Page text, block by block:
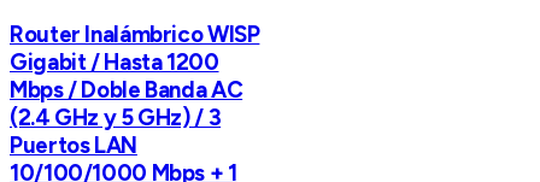
Router Inalámbrico WISP
Gigabit / Hasta 1200
Mbps / Doble Banda AC
(2.4 GHz y 5 GHz) / 3
Puertos LAN
10/100/1000 Mbps + 1